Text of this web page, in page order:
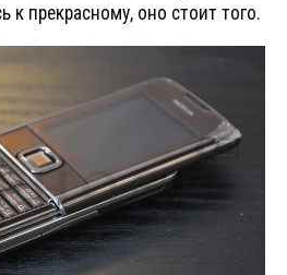
к прекрасному, оно стоит того.